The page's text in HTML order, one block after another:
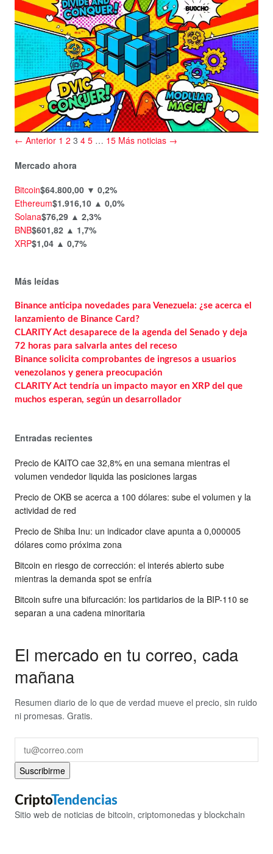
← Anterior 1 2 3 4 5 … 15 Más noticias →
Mercado ahora
Bitcoin$64.800,00 ▼ 0,2%
Ethereum$1.916,10 ▲ 0,0%
Solana$76,29 ▲ 2,3%
BNB$601,82 ▲ 1,7%
XRP$1,04 ▲ 0,7%
Más leídas
Binance anticipa novedades para Venezuela: ¿se acerca el
lanzamiento de Binance Card?
CLARITY Act desaparece de la agenda del Senado y deja
72 horas para salvarla antes del receso
Binance solicita comprobantes de ingresos a usuarios
venezolanos y genera preocupación
CLARITY Act tendría un impacto mayor en XRP del que
muchos esperan, según un desarrollador
Entradas recientes
Precio de KAITO cae 32,8% en una semana mientras el
volumen vendedor liquida las posiciones largas
Precio de OKB se acerca a 100 dólares: sube el volumen y la
actividad de red
Precio de Shiba Inu: un indicador clave apunta a 0,000005
dólares como próxima zona
Bitcoin en riesgo de corrección: el interés abierto sube
mientras la demanda spot se enfría
Bitcoin sufre una bifurcación: los partidarios de la BIP-110 se
separan a una cadena minoritaria
El mercado en tu correo, cada
mañana
Resumen diario de lo que de verdad mueve el precio, sin ruido
ni promesas. Gratis.
Suscribirme
CriptoTendencias
Sitio web de noticias de bitcoin, criptomonedas y blockchain